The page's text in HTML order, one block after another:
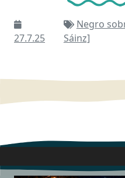
27.7.25
Negro
Sáinz]